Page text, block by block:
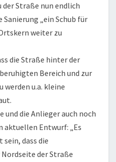
der Straße nun endlich
„ein Schub für
weiter zu
die Straße hinter der
Bereich und zur
werden u.a. kleine
und die Anlieger auch noch
aktuellen Entwurf: „Es
dass die
der Straße